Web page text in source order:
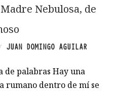
Nebulosa, de
JUAN DOMINGO AGUILAR
de palabras Hay una
rumano dentro de mí se